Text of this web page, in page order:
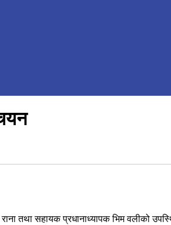
तथा सहायक प्रधानाध्यापक भिम वलीको